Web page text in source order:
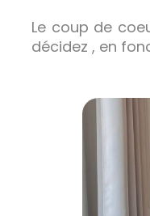
Le coup de
décidez , en